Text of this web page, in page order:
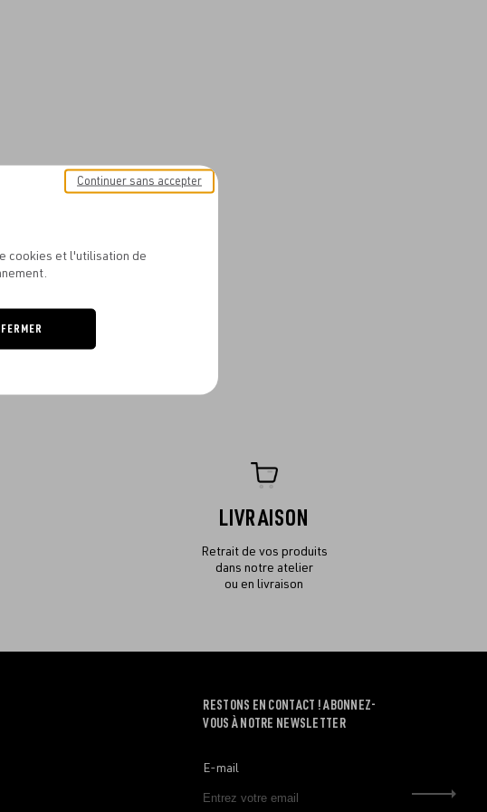
LIVRAISON
Retrait de vos produits
dans notre atelier
ou en livraison
RESTONS EN CONTACT ! ABONNEZ-
VOUS À NOTRE NEWSLETTER
E-mail
cookies et l'utilisation de
Continuer sans accepter